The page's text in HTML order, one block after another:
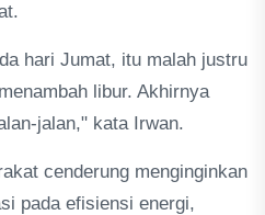
hari Jumat, itu malah justru
libur. Akhirnya
jalan," kata Irwan.
cenderung menginginkan
pada efisiensi energi,